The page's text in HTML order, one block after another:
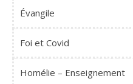
Évangile
Foi et Covid
Homélie – Enseignement